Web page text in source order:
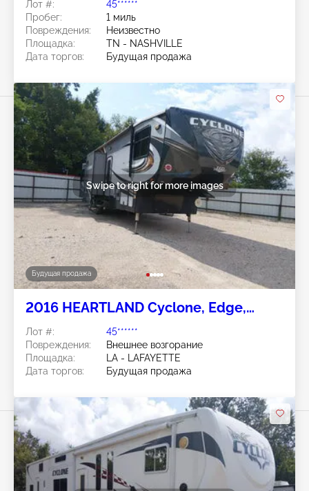
Лот #:
45******
Пробег:
1 миль
Повреждения:
Неизвестно
Площадка:
TN - NASHVILLE
Дата торгов:
Будущая продажа
Будущая продажа
Swipe to right for more images
2016 HEARTLAND Cyclone, Edge,
Лот #:
45******
Повреждения:
Внешнее возгорание
Площадка:
LA - LAFAYETTE
Дата торгов:
Будущая продажа